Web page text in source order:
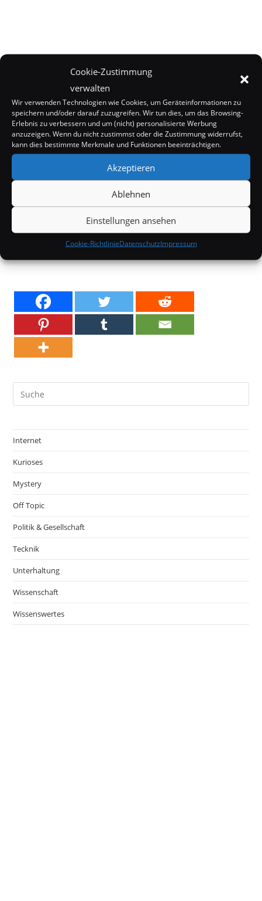
Cookie-Zustimmung
verwalten
Wir verwenden Technologien wie Cookies, um Geräteinformationen zu
speichern und/oder darauf zuzugreifen. Wir tun dies, um das Browsing-
Erlebnis zu verbessern und um (nicht) personalisierte Werbung
anzuzeigen. Wenn du nicht zustimmst oder die Zustimmung widerrufst,
kann dies bestimmte Merkmale und Funktionen beeinträchtigen.
Akzeptieren
Ablehnen
Einstellungen ansehen
Cookie-RichtlinieDatenschutzImpressum
Internet
Kurioses
Mystery
Off Topic
Politik & Gesellschaft
Tecknik
Unterhaltung
Wissenschaft
Wissenswertes